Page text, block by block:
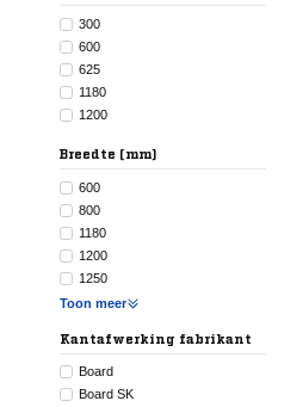
300
600
625
1180
1200
Breedte (mm)
600
800
1180
1200
1250
Toon meer
Kantafwerking fabrikant
Board
Board SK